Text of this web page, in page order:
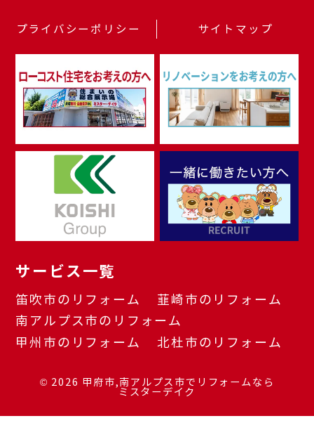
プライバシーポリシー サイトマップ
サービス一覧
笛吹市のリフォーム
韮崎市のリフォーム
南アルプス市のリフォーム
甲州市のリフォーム
北杜市のリフォーム
© 2026 甲府市,南アルプス市でリフォームなら
ミスターデイク